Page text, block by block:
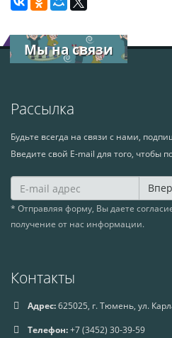
Мы на связи
Рассылка
Будьте всегда на связи с нами,
Введите свой E-mail для того, чтобы
* Отправляя форму, Вы даете
получение от нас информации.
Контакты
Адрес:625025, г. Тюмень, ул.
Телефон:+7 (3452) 30-39-59